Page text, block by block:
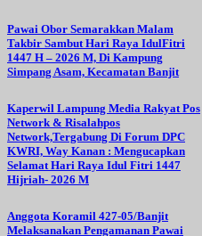
Pawai Obor Semarakkan Malam
Takbir Sambut Hari Raya IdulFitri
1447 H – 2026 M, Di Kampung
Simpang Asam, Kecamatan Banjit
Kaperwil Lampung Media Rakyat Pos
Network & Risalahpos
Network,Tergabung Di Forum DPC
KWRI, Way Kanan : Mengucapkan
Selamat Hari Raya Idul Fitri 1447
Hijriah- 2026 M
Anggota Koramil 427-05/Banjit
Melaksanakan Pengamanan Pawai